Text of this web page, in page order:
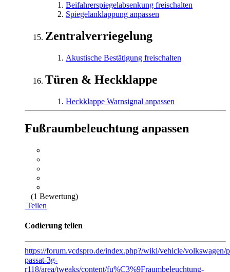
Beifahrerspiegelabsenkung freischalten
Spiegelanklappung anpassen
Zentralverriegelung
Akustische Bestätigung freischalten
Türen & Heckklappe
Heckklappe Warnsignal anpassen
Fußraumbeleuchtung anpassen
(1 Bewertung)
Teilen
Codierung teilen
https://forum.vcdspro.de/index.php?/wiki/vehicle/volkswagen/
passat-3g-
r118/area/tweaks/content/fu%C3%9Fraumbeleuchtung-